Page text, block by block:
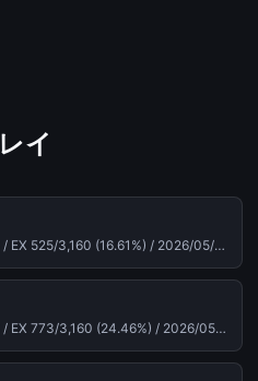
イ
EX 525/3,160 (16.61%) / 2026/05/26 09:49
EX 773/3,160 (24.46%) / 2026/05/26 09:48